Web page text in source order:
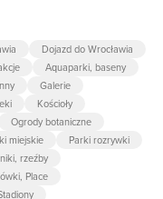
Dojazd do Wrocławia
Aquaparki, baseny
Galerie
Kościoły
Ogrody botaniczne
miejskie
Parki rozrywki
rzeźby
Place